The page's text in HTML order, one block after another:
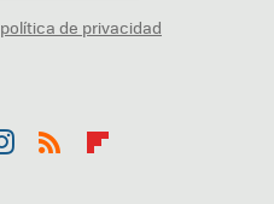
política de privacidad